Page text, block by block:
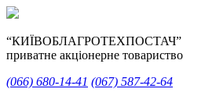
“КИЇВОБЛАГРОТЕХПОСТАЧ”
приватне акціонерне товариство
(066) 680-14-41 (067) 587-42-64